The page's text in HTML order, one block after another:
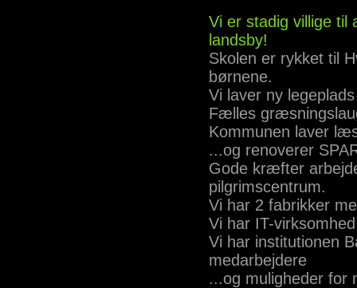
Vi er stadig villige til
landsby!
Skolen er rykket til
børnene.
Vi laver ny
Fælles
Kommunen laver
...og renoverer
Gode kræfter
pilgrimscentrum.
Vi har 2 fabrikker
Vi har IT-
Vi har institutionen
medarbejdere
...og muligheder for